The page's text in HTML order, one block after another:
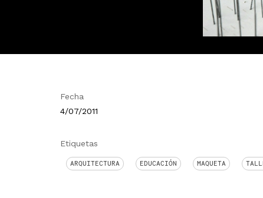
Fecha
4/07/2011
Etiquetas
ARQUITECTURA EDUCACIÓN MAQUETA